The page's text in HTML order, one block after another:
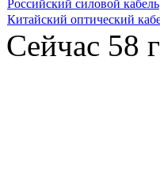
Российский силовой кабель
Китайский оптический
Сейчас 58